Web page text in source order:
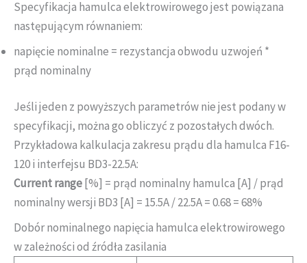
Specyfikacja hamulca elektrowirowego jest powiązana
następującym równaniem:
napięcie nominalne = rezystancja obwodu uzwojeń *
prąd nominalny
Jeśli jeden z powyższych parametrów nie jest podany w
specyfikacji, można go obliczyć z pozostałych dwóch.
Przykładowa kalkulacja zakresu prądu dla hamulca F16-
120 i interfejsu BD3-22.5A:
Current range[%] = prąd nominalny hamulca [A] / prąd
nominalny wersji BD3 [A] = 15.5A / 22.5A = 0.68 = 68%
Dobór nominalnego napięcia hamulca elektrowirowego
w zależności od źródła zasilania